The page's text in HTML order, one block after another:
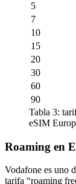
5
7
10
15
20
30
60
90
Tabla 3:
eSIM
Roaming en
Vodafone es uno
tarifa “roaming